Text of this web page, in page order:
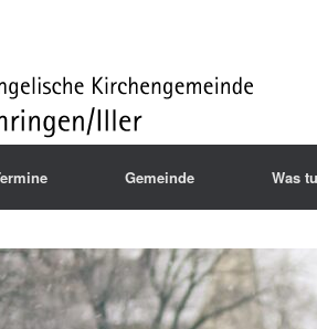
Gemeinde Was